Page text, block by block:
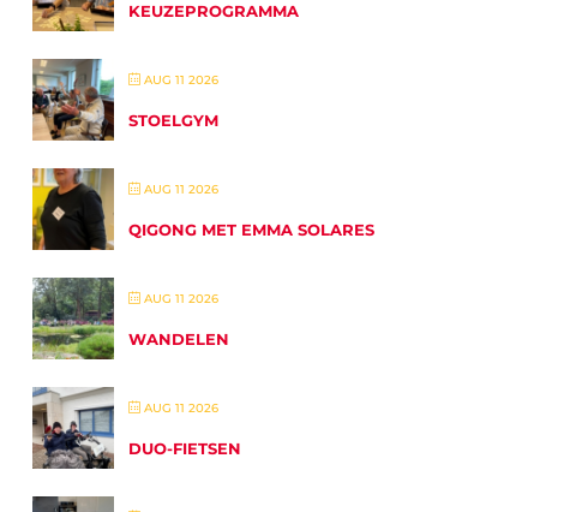
KEUZEPROGRAMMA
AUG 11 2026
STOELGYM
AUG 11 2026
QIGONG MET EMMA SOLARES
AUG 11 2026
WANDELEN
AUG 11 2026
DUO-FIETSEN